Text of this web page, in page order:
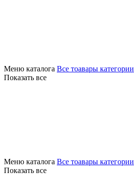
Меню каталога Все тоавары категории
Показать все
Меню каталога Все тоавары категории
Показать все